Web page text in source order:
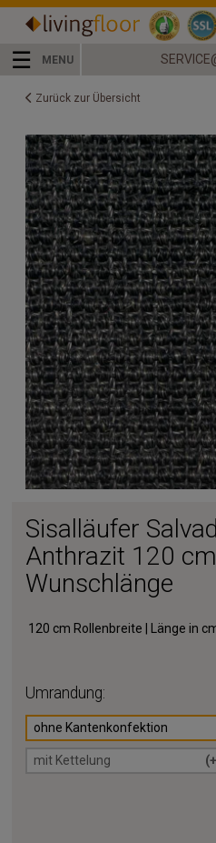
☰ MENU
Zurück zur Übersicht
Sisalläufer
Anthrazit 120
Wunschlänge
120 cm Rollenbreite | Länge in
Umrandung:
ohne Kantenkonfektion
mit Kettelung